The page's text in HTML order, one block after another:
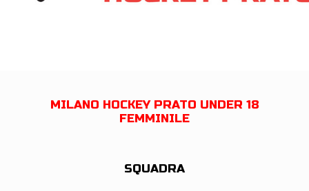
MILANO HOCKEY PRATO UNDER 18
FEMMINILE
SQUADRA